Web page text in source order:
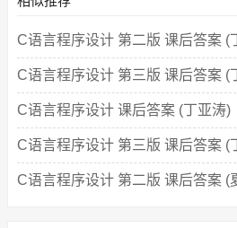
C语言程序设计 第二版 课后答案 (
C语言程序设计 第三版 课后答案 (
C语言程序设计 课后答案 (丁亚涛)
C语言程序设计 第三版 课后答案 (
C语言程序设计 第二版 课后答案 (